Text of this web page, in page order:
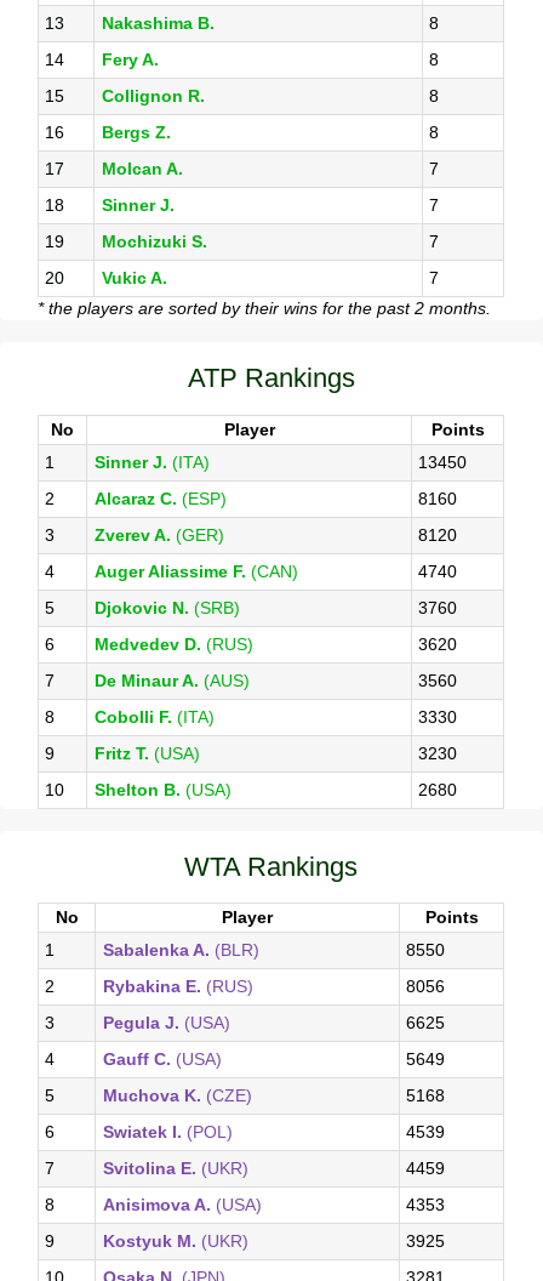
13
Nakashima B.
8
14
Fery A.
8
15
Collignon R.
8
16
Bergs Z.
8
17
Molcan A.
7
18
Sinner J.
7
19
Mochizuki S.
7
20
Vukic A.
7
* the players are sorted by their wins for the past 2 months.
ATP Rankings
No Player
Points
1
Sinner J. (ITA)
13450
2
Alcaraz C. (ESP)
8160
3
Zverev A. (GER)
8120
4
Auger Aliassime F. (CAN)
4740
5
Djokovic N. (SRB)
3760
6
Medvedev D. (RUS)
3620
7
De Minaur A. (AUS)
3560
8
Cobolli F. (ITA)
3330
9
Fritz T. (USA)
3230
10
Shelton B. (USA) 2680
WTA Rankings
No Player
Points
1
Sabalenka A. (BLR)
8550
2
Rybakina E. (RUS)
8056
3
Pegula J. (USA)
6625
4
Gauff C. (USA)
5649
5
Muchova K. (CZE)
5168
6
Swiatek I. (POL)
4539
7
Svitolina E. (UKR)
4459
8
Anisimova A. (USA)
4353
9
Kostyuk M. (UKR)
3925